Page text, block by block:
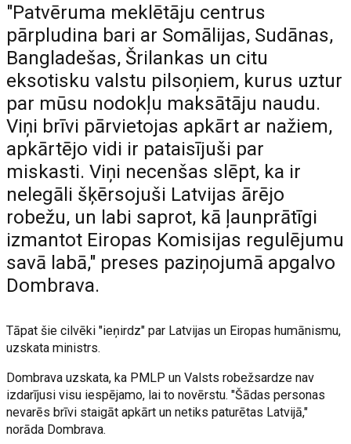
"Patvēruma meklētāju centrus
pārpludina bari ar Somālijas, Sudānas,
Bangladešas, Šrilankas un citu
eksotisku valstu pilsoņiem, kurus uztur
par mūsu nodokļu maksātāju naudu.
Viņi brīvi pārvietojas apkārt ar nažiem,
apkārtējo vidi ir pataisījuši par
miskasti. Viņi necenšas slēpt, ka ir
nelegāli šķērsojuši Latvijas ārējo
robežu, un labi saprot, kā ļaunprātīgi
izmantot Eiropas Komisijas regulējumu
savā labā," preses paziņojumā apgalvo
Dombrava.
Tāpat šie cilvēki "ieņirdz" par Latvijas un Eiropas humānismu,
uzskata ministrs.
Dombrava uzskata, ka PMLP un Valsts robežsardze nav
izdarījusi visu iespējamo, lai to novērstu. "Šādas personas
nevarēs brīvi staigāt apkārt un netiks paturētas Latvijā,"
norāda Dombrava.